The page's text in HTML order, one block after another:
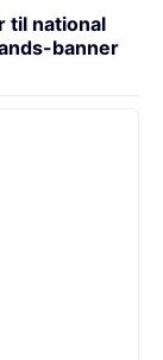
til national
banner